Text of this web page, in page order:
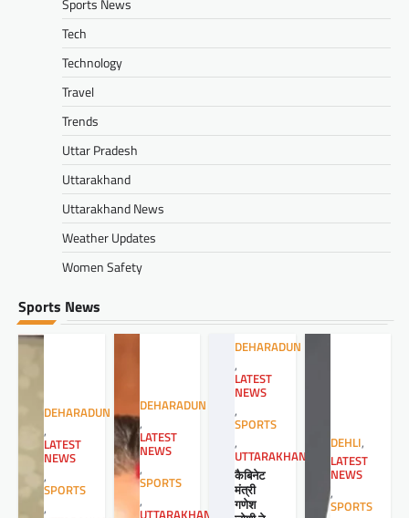
Tech
Technology
Travel
Trends
Uttar Pradesh
Uttarakhand
Uttarakhand News
Weather Updates
Women Safety
Sports News
DEHARADUN
,
LATEST
NEWS
,
SPORTS
,
DEHARADUN
,
LATEST
NEWS
,
SPORTS
,
UTTARAKHAND
DEHARADUN
,
LATEST
NEWS
,
SPORTS
,
UTTARAKHAND
कैबिनेट
मंत्री
गणेश
DEHLI,
LATEST
NEWS
,
SPORTS